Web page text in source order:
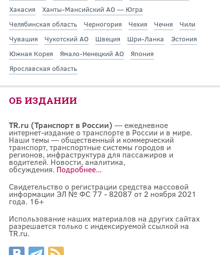
Хакасия
Ханты-Мансийский АО — Югра
Челябинская область
Черногория Чехия Чечня
Чили
Чувашия
Чукотский АО Швеция Шри-Ланка
Эстония
Южная Корея
Ямало-Ненецкий АО
Япония
Ярославская область
ОБ ИЗДАНИИ
TR.ru (Транспорт в России) — ежедневное
интернет-издание о транспорте в России и в мире.
Наши темы — общественный и коммерческий
транспорт, транспортные системы городов и
регионов, инфраструктура для пассажиров и
водителей. Новости, аналитика,
обсуждения. Подробнее...
Свидетельство о регистрации средства массовой
информации ЭЛ № ФС 77 - 82087 от 2 ноября 2021
года. 16+
Использование наших материалов на других сайтах
разрешается только с индексируемой ссылкой на
TR.ru.